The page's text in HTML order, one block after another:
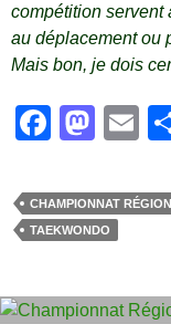
compétition servent
au déplacement ou
Mais bon, je dois
F
c
e
o
M
st
o
o
E
CHAMPIONNAT
TAEKWONDO